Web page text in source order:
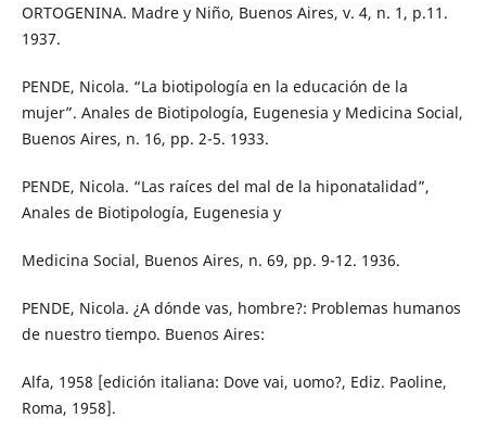
ORTOGENINA. Madre y Niño, Buenos Aires, v. 4, n. 1, p.11.
1937.
PENDE, Nicola. “La biotipología en la educación de la
mujer”. Anales de Biotipología, Eugenesia y Medicina Social,
Buenos Aires, n. 16, pp. 2-5. 1933.
PENDE, Nicola. “Las raíces del mal de la hiponatalidad”,
Anales de Biotipología, Eugenesia y
Medicina Social, Buenos Aires, n. 69, pp. 9-12. 1936.
PENDE, Nicola. ¿A dónde vas, hombre?: Problemas humanos
de nuestro tiempo. Buenos Aires:
Alfa, 1958 [edición italiana: Dove vai, uomo?, Ediz. Paoline,
Roma, 1958].